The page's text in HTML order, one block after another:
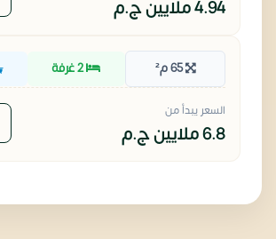
4.94 ملايين ج.م
65 م² 2 غرفة
السعر يبدأ من
6.8 ملايين ج.م